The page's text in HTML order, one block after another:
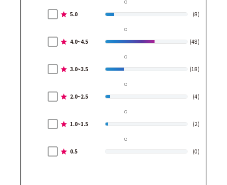
5.0 (8)
4.0~4.5 (48)
3.0~3.5 (18)
2.0~2.5 (4)
1.0~1.5 (2)
0.5 (0)